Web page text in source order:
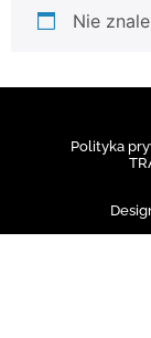
Nie
Polityka